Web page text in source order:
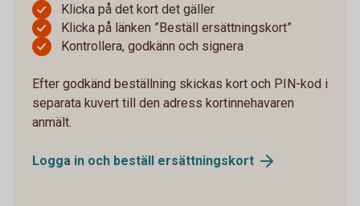
Klicka på det kort det gäller
Klicka på länken ”Beställ ersättningskort”
Kontrollera, godkänn och signera
Efter godkänd beställning skickas kort och PIN-kod i
separata kuvert till den adress kortinnehavaren
anmält.
Logga in och beställ ersättningskort